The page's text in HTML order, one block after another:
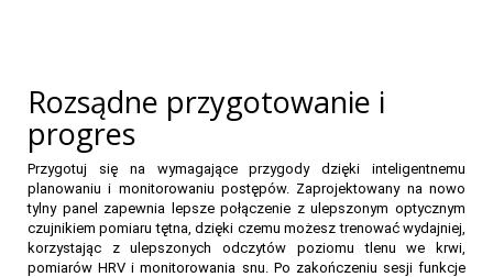
Rozsądne przygotowanie i
progres
Przygotuj się na wymagające przygody dzięki inteligentnemu
planowaniu i monitorowaniu postępów. Zaprojektowany na nowo
tylny panel zapewnia lepsze połączenie z ulepszonym optycznym
czujnikiem pomiaru tętna, dzięki czemu możesz trenować wydajniej,
korzystając z ulepszonych odczytów poziomu tlenu we krwi,
pomiarów HRV i monitorowania snu. Po zakończeniu sesji funkcje